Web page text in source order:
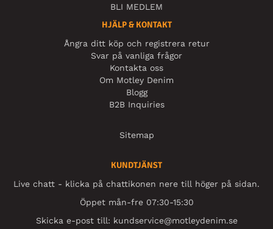
BLI MEDLEM
HJÄLP & KONTAKT
Ångra ditt köp och registrera retur
Svar på vanliga frågor
Kontakta oss
Om Motley Denim
Blogg
B2B Inquiries
Sitemap
KUNDTJÄNST
Live chatt - klicka på chattikonen nere till höger på sidan.
Öppet mån-fre 07:30-15:30
Skicka e-post till: kundservice@motleydenim.se